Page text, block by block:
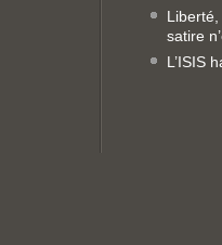
satire
L’ISIS